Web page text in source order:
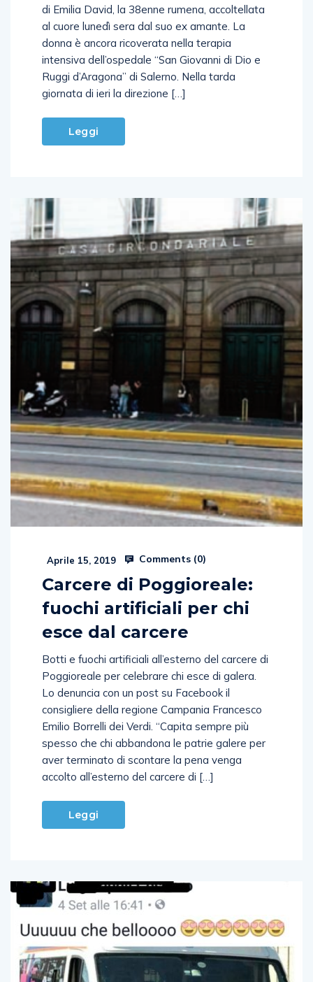
di Emilia David, la 38enne rumena, accoltellata
al cuore lunedì sera dal suo ex amante. La
donna è ancora ricoverata nella terapia
intensiva dell’ospedale “San Giovanni di Dio e
Ruggi d’Aragona” di Salerno. Nella tarda
giornata di ieri la direzione […]
Leggi
Aprile 15, 2019 Comments (0)
Carcere di Poggioreale:
fuochi artificiali per chi
esce dal carcere
Botti e fuochi artificiali all’esterno del carcere di
Poggioreale per celebrare chi esce di galera.
Lo denuncia con un post su Facebook il
consigliere della regione Campania Francesco
Emilio Borrelli dei Verdi. “Capita sempre più
spesso che chi abbandona le patrie galere per
aver terminato di scontare la pena venga
accolto all’esterno del carcere di […]
Leggi